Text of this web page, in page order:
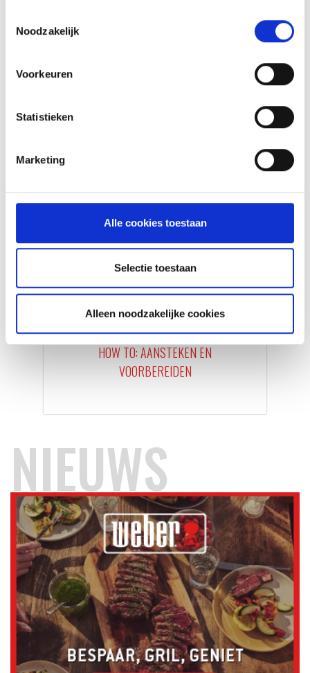
Noodzakelijk
Voorkeuren
Statistieken
Marketing
Alle cookies toestaan
Selectie toestaan
Alleen noodzakelijke cookies
HOW TO
GASBARBECUE
HANDMATIG
AANSTEKEN
HOW TO: AANSTEKEN EN
VOORBEREIDEN
NIEUWS